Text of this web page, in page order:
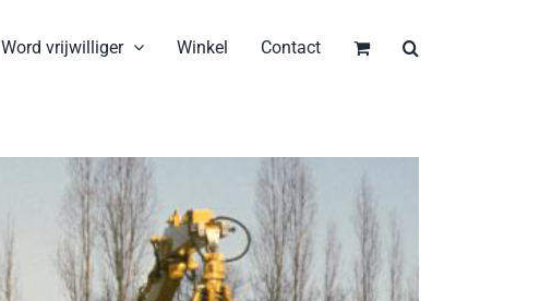
Word vrijwilliger Winkel Contact